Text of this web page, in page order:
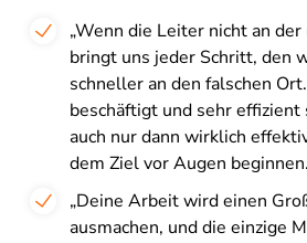
„Wenn die Leiter nicht an
bringt uns jeder Schritt, den
schneller an den falschen
beschäftigt und sehr
auch nur dann wirklich
dem Ziel vor Augen
„Deine Arbeit wird einen
ausmachen, und die einzige